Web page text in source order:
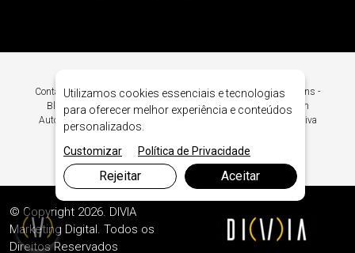
Contato Blindagem Automotiva em Porto Alegre. Intacto Blindagens -
Blindagem Automotiva em Porto Alegre. Procurando Blindagem
Automotiva em Porto Alegre? Encontre Aqui Blindagem Automotiva
© Copyright 2026. DIVIA
Marketing Digital. Todos os
Direitos Reservados
Utilizamos cookies essenciais e tecnologias
para oferecer melhor experiência e conteúdos
personalizados.
Customizar
Política de Privacidade
Rejeitar Aceitar